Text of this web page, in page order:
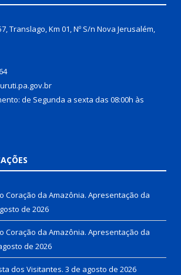
Translago, Km 01, Nº S/n Nova Jerusalém,
de Segunda a sexta das 08:00h às
Coração da Amazônia. Apresentação da
de 2026
Coração da Amazônia. Apresentação da
de 2026
dos Visitantes. 3 de agosto de 2026